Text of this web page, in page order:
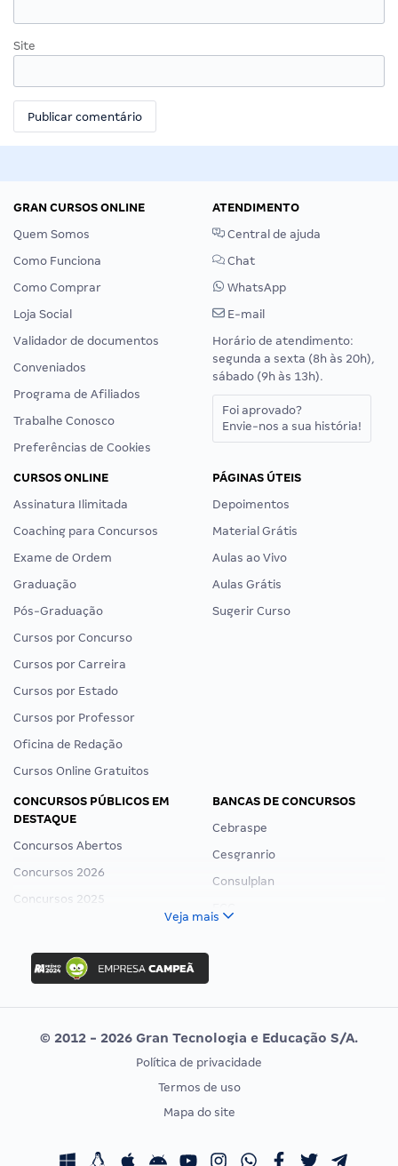
Site
GRAN CURSOS ONLINE
Quem Somos
Como Funciona
Como Comprar
Loja Social
Validador de documentos
Conveniados
Programa de Afiliados
Trabalhe Conosco
Preferências de Cookies
ATENDIMENTO
Central de ajuda
Chat
WhatsApp
E-mail
Horário de atendimento:
segunda a sexta (8h às 20h),
sábado (9h às 13h).
Foi aprovado?
Envie-nos a sua história!
CURSOS ONLINE
Assinatura Ilimitada
Coaching para Concursos
Exame de Ordem
Graduação
Pós-Graduação
Cursos por Concurso
Cursos por Carreira
Cursos por Estado
Cursos por Professor
Oficina de Redação
Cursos Online Gratuitos
PÁGINAS ÚTEIS
Depoimentos
Material Grátis
Aulas ao Vivo
Aulas Grátis
Sugerir Curso
CONCURSOS PÚBLICOS EM
DESTAQUE
Concursos Abertos
Concursos 2026
Concursos 2025
Concurso Nacional Unificado
Concurso Ibama
Concurso MPU
Editais publicados
BANCAS DE CONCURSOS
Cebraspe
Cesgranrio
Consulplan
Vunesp
CONCURSOS POR PROFISSÃO
Concursos Fiscais
EXAME DE ORDEM
Calendário OAB
Veja mais
© 2012 - 2026 Gran Tecnologia e Educação S/A.
Política de privacidade
Termos de uso
Mapa do site